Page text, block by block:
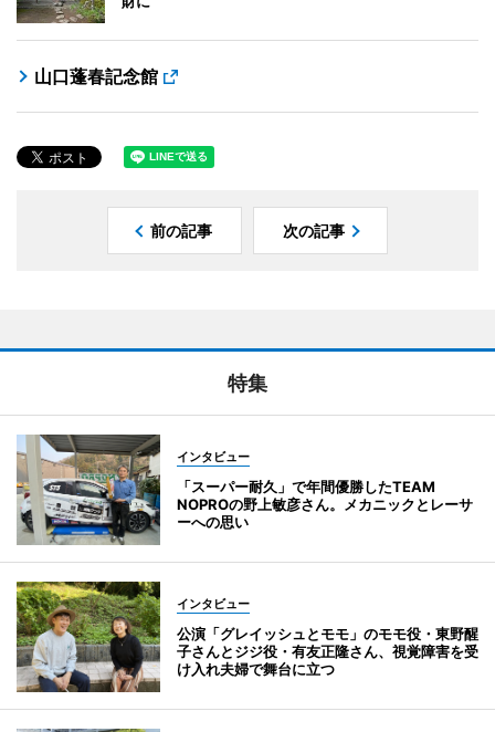
山口蓬春記念館
前の記事 次の記事
特集
インタビュー
「スーパー耐久」で年間優勝したTEAM
NOPROの野上敏彦さん。メカニックとレーサ
ーへの思い
インタビュー
公演「グレイッシュとモモ」のモモ役・東野醒
子さんとジジ役・有友正隆さん、視覚障害を受
け入れ夫婦で舞台に立つ